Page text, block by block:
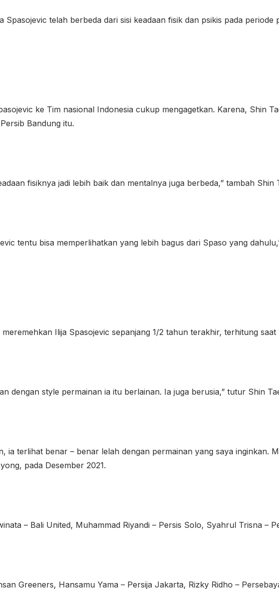
Spasojevic telah berbeda dari sisi keadaan fisik dan psikis pada periode
ke Tim nasional Indonesia cukup mengagetkan. Karena, Shin
Bandung itu.
fisiknya jadi lebih baik dan mentalnya juga berbeda,” tambah Shin
tentu bisa memperlihatkan yang lebih bagus dari Spaso yang
Ilija Spasojevic sepanjang 1/2 tahun terakhir, terhitung
dengan style permainan ia itu berlainan. Ia juga berusia,” tutur Shin
ia terlihat benar – benar lelah dengan permainan yang saya inginkan.
pada Desember 2021.
– Bali United, Muhammad Riyandi – Persis Solo, Syahrul Trisna –
Greeners, Hansamu Yama – Persija Jakarta, Rizky Ridho –